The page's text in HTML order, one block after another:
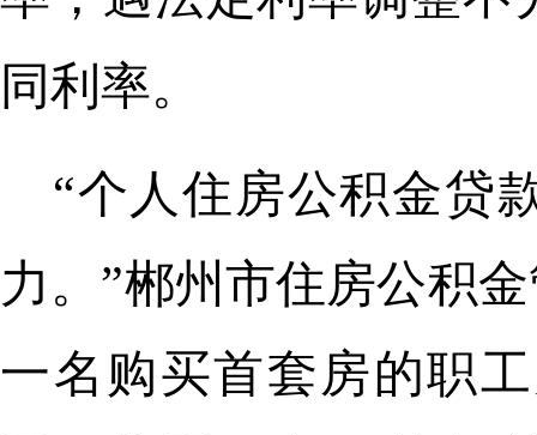
同利率。
“个人住房公积金贷
力。”郴州市住房公积
一名购买首套房的职